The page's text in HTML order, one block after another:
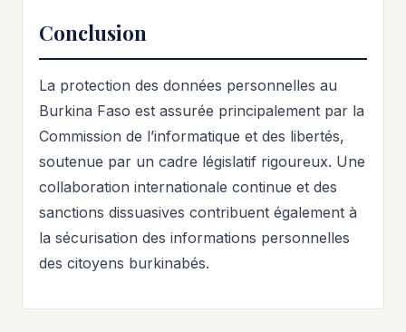
Conclusion
La protection des données personnelles au
Burkina Faso est assurée principalement par la
Commission de l’informatique et des libertés,
soutenue par un cadre législatif rigoureux. Une
collaboration internationale continue et des
sanctions dissuasives contribuent également à
la sécurisation des informations personnelles
des citoyens burkinabés.